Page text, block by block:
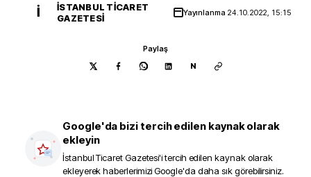
İ
İSTANBUL TICARET
GAZETESI
Yayınlanma 24.10.2022, 15:15
Paylaş
N
Google'da bizi tercih edilen kaynak olarak
ekleyin
İstanbul Ticaret Gazetesi'i tercih edilen kaynak olarak
ekleyerek haberlerimizi Google'da daha sık görebilirsiniz.